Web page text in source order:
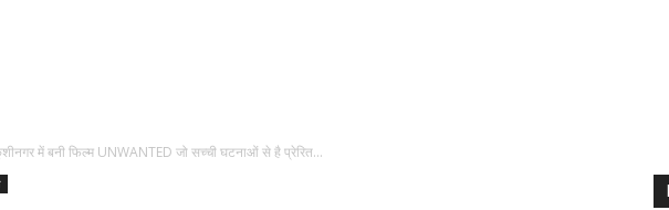
में बनी फिल्म UNWANTED जो सच्ची घटनाओं से है प्रेरित...